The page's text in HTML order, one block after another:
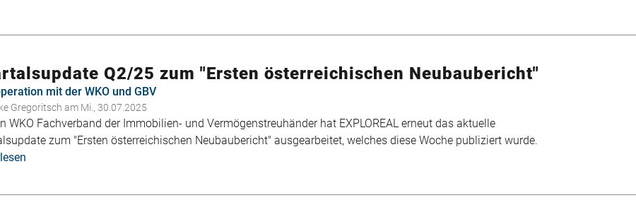
Wohnbauprojekten
der
Steiermark
Q2/25 zum "Ersten österreichischen Neubaubericht"
mit der WKO und GBV
Gregoritsch am Mi., 30.07.2025
WKO Fachverband der Immobilien- und Vermögenstreuhänder hat EXPLOREAL erneut das aktuelle
zum "Ersten österreichischen Neubaubericht" ausgearbeitet, welches diese Woche publiziert wurde.
Q2/25